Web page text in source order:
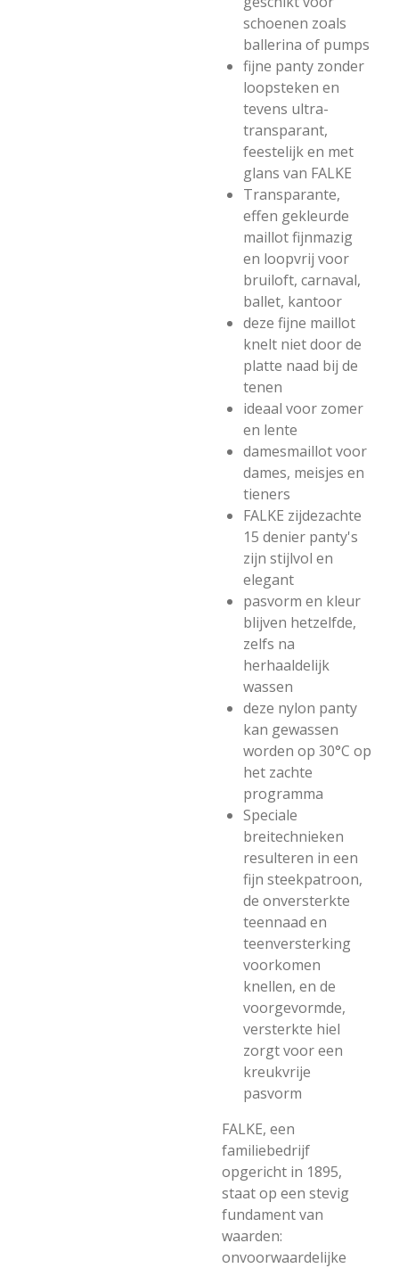
schoenen zoals
ballerina of pumps
fijne panty zonder
loopsteken en
tevens ultra-
transparant,
feestelijk en met
glans van FALKE
Transparante,
effen gekleurde
maillot fijnmazig
en loopvrij voor
bruiloft, carnaval,
ballet, kantoor
deze fijne maillot
knelt niet door de
platte naad bij de
tenen
ideaal voor zomer
en lente
damesmaillot voor
dames, meisjes en
tieners
FALKE zijdezachte
15 denier panty's
zijn stijlvol en
elegant
pasvorm en kleur
blijven hetzelfde,
zelfs na
herhaaldelijk
wassen
deze nylon panty
kan gewassen
worden op 30°C op
het zachte
programma
Speciale
breitechnieken
resulteren in een
fijn steekpatroon,
de onversterkte
teennaad en
teenversterking
voorkomen
knellen, en de
voorgevormde,
versterkte hiel
zorgt voor een
kreukvrije
pasvorm
FALKE, een
familiebedrijf
opgericht in 1895,
staat op een stevig
fundament van
waarden:
onvoorwaardelijke